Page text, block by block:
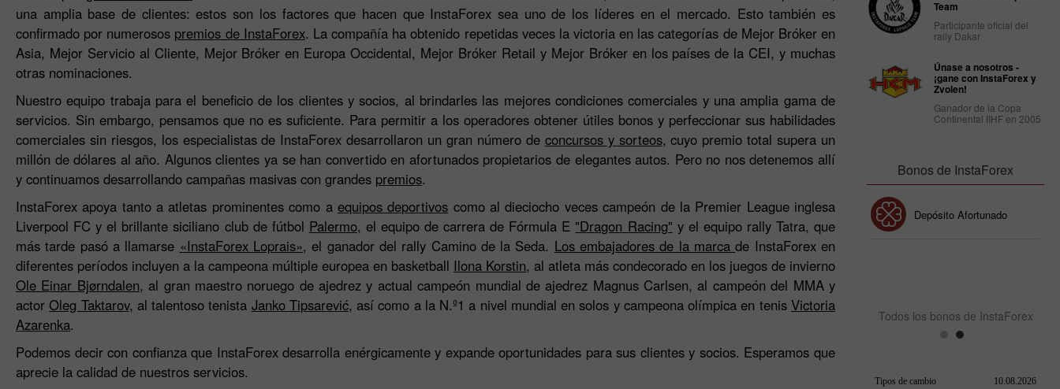
una amplia base de clientes: estos son los factores que hacen que InstaForex sea uno de los líderes en el mercado. Esto también es
confirmado por numerosos premios de InstaForex. La compañía ha obtenido repetidas veces la victoria en las categorías de Mejor Bróker en
Asia, Mejor Servicio al Cliente, Mejor Bróker en Europa Occidental, Mejor Bróker Retail y Mejor Bróker en los países de la CEI, y muchas
otras nominaciones.
Nuestro equipo trabaja para el beneficio de los clientes y socios, al brindarles las mejores condiciones comerciales y una amplia gama de
servicios. Sin embargo, pensamos que no es suficiente. Para permitir a los operadores obtener útiles bonos y perfeccionar sus habilidades
comerciales sin riesgos, los especialistas de InstaForex desarrollaron un gran número de concursos y sorteos, cuyo premio total supera un
millón de dólares al año. Algunos clientes ya se han convertido en afortunados propietarios de elegantes autos. Pero no nos detenemos allí
y continuamos desarrollando campañas masivas con grandes premios.
InstaForex apoya tanto a atletas prominentes como a equipos deportivos como al dieciocho veces campeón de la Premier League inglesa
Liverpool FC y el brillante siciliano club de fútbol Palermo, el equipo de carrera de Fórmula E "Dragon Racing" y el equipo rally Tatra, que
más tarde pasó a llamarse «InstaForex Loprais», el ganador del rally Camino de la Seda. Los embajadores de la marcade InstaForex en
diferentes períodos incluyen a la campeona múltiple europea en basketball Ilona Korstin, al atleta más condecorado en los juegos de invierno
Ole Einar Bjørndalen, al gran maestro noruego de ajedrez y actual campeón mundial de ajedrez Magnus Carlsen, al campeón del MMA y
actorOleg Taktarov, al talentoso tenista Janko Tipsarević, así como a la N.º1 a nivel mundial en solos y campeona olímpica en tenisVictoria
Azarenka.
Podemos decir con confianza que InstaForex desarrolla enérgicamente y expande oportunidades para sus clientes y socios. Esperamos que
aprecie la calidad de nuestros servicios.
Team
Participante oficial del
rally Dakar
Únase a nosotros -
¡gane con InstaForex y
Zvolen!
Ganador de la Copa
Continental IIHF en 2005
Bonos de InstaForex
Bono de 30%
Bono del Club InstaForex
Depósito Afortunado Bono de 30%
Bono del Club InstaForex
Depósito Afortunado
Todos los bonos de InstaForex